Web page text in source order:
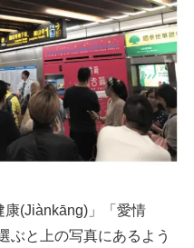
康(Jiànkāng)」「愛情
ぶと上の写真にあるよう